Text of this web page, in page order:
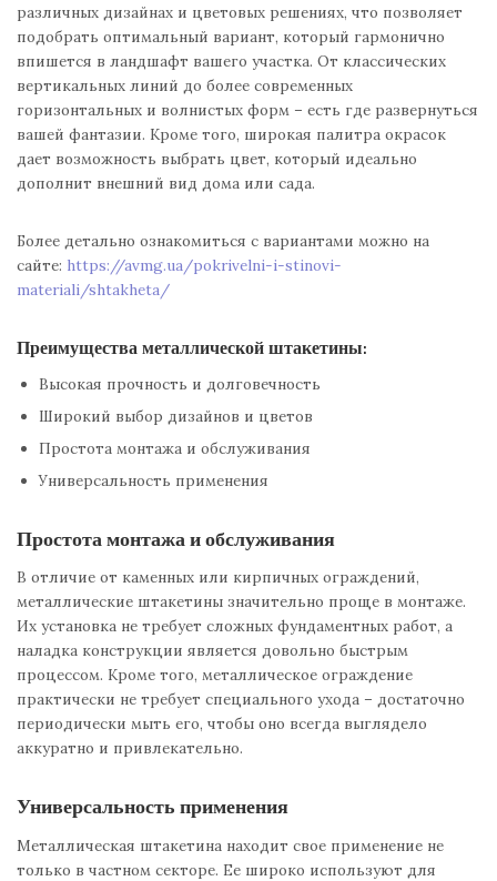
различных дизайнах и цветовых решениях, что позволяет
подобрать оптимальный вариант, который гармонично
впишется в ландшафт вашего участка. От классических
вертикальных линий до более современных
горизонтальных и волнистых форм – есть где развернуться
вашей фантазии. Кроме того, широкая палитра окрасок
дает возможность выбрать цвет, который идеально
дополнит внешний вид дома или сада.
Более детально ознакомиться с вариантами можно на
сайте: https://avmg.ua/pokrivelni-i-stinovi-
materiali/shtakheta/
Преимущества металлической штакетины:
Высокая прочность и долговечность
Широкий выбор дизайнов и цветов
Простота монтажа и обслуживания
Универсальность применения
Простота монтажа и обслуживания
В отличие от каменных или кирпичных ограждений,
металлические штакетины значительно проще в монтаже.
Их установка не требует сложных фундаментных работ, а
наладка конструкции является довольно быстрым
процессом. Кроме того, металлическое ограждение
практически не требует специального ухода – достаточно
периодически мыть его, чтобы оно всегда выглядело
аккуратно и привлекательно.
Универсальность применения
Металлическая штакетина находит свое применение не
только в частном секторе. Ее широко используют для